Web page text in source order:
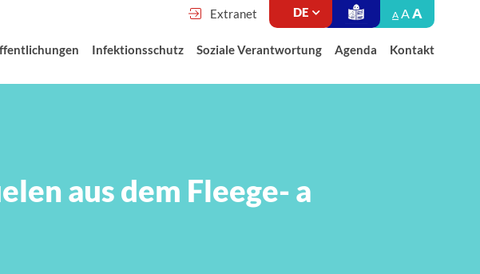
Extranet A AA
Infektionsschutz Soziale Verantwortung Agenda Kontakt
aus dem Fleege- a